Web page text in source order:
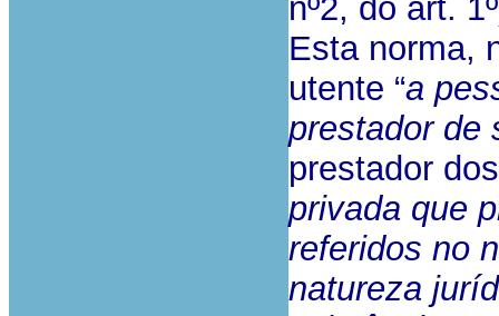
nº2, do art.
Esta norma,
utente “a
prestador de
prestador
privada que
referidos no
natureza